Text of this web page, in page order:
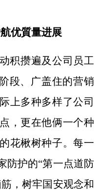
优質量进展
积攒遍及公司员工
段、广盖住的营销
上多种多样了公司
，更在他俩一个种
花楸树种子。每一
防护的“第一点道防
，树牢国安观念和